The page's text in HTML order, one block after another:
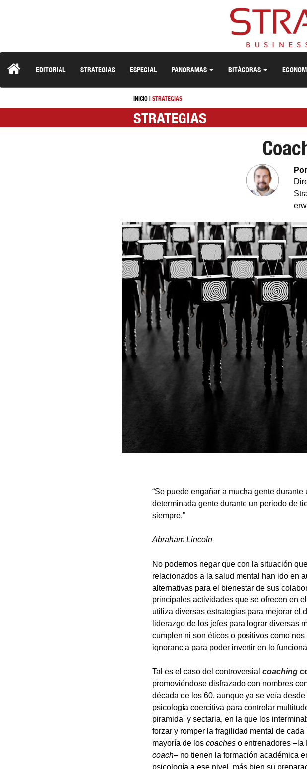
EDITORIAL STRATEGIAS ESPECIAL PANORAMAS BITÁCORAS
INICIO| STRATEGIAS
STRATEGIAS
“Se puede engañar a mucha gente
determinada gente durante un periodo de
siempre.”
Abraham Lincoln
No podemos negar que con la situación
relacionados a la salud mental han ido en
alternativas para el bienestar de sus
principales actividades que se ofrecen en
utiliza diversas estrategias para mejorar el
liderazgo de los jefes para lograr diversas
cumplen ni son éticos o positivos como
ignorancia para poder invertir en lo
Tal es el caso del controversial coaching
promoviéndose disfrazado con nombres
década de los 60, aunque ya se veía
psicología coercitiva para controlar
piramidal y sectaria, en la que los
forzar y romper la fragilidad mental de
mayoría de los coaches o entrenadores –la
coach– no tienen la formación académica
psicología a ese nivel, más bien su